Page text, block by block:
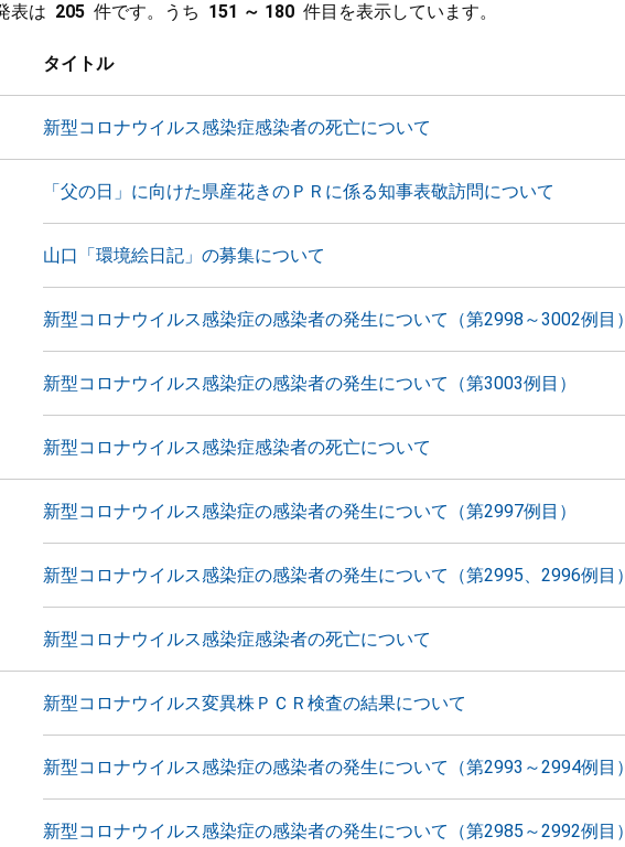
表は 205 件です。うち 151 ～ 180 件目を表示しています。
タイトル
新型コロナウイルス感染症感染者の死亡について
「父の日」に向けた県産花きのＰＲに係る知事表敬訪問について
山口「環境絵日記」の募集について
新型コロナウイルス感染症の感染者の発生について（第2998～3002例目）
新型コロナウイルス感染症の感染者の発生について（第3003例目）
新型コロナウイルス感染症感染者の死亡について
新型コロナウイルス感染症の感染者の発生について（第2997例目）
新型コロナウイルス感染症の感染者の発生について（第2995、2996例目）
新型コロナウイルス感染症感染者の死亡について
新型コロナウイルス変異株ＰＣＲ検査の結果について
新型コロナウイルス感染症の感染者の発生について（第2993～2994例目）
新型コロナウイルス感染症の感染者の発生について（第2985～2992例目）